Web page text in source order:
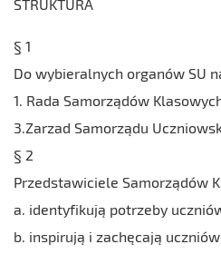
STRUKTURA
§ 1
Do wybieralnych organów SU
1. Rada Samorządów
3.Zarzad Samorządu
§ 2
Przedstawiciele Samorządów
a. identyfikują potrzeby
b. inspirują i zachęcają